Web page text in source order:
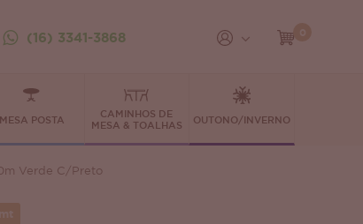
(16) 3341-3868
MESA POSTA
CAMINHOS DE
MESA & TOALHAS
OUTONO/INVERNO
Verde C/Preto